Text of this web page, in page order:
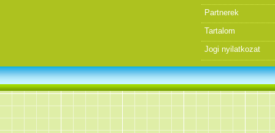
Partnerek
Tartalom
Jogi nyilatkozat